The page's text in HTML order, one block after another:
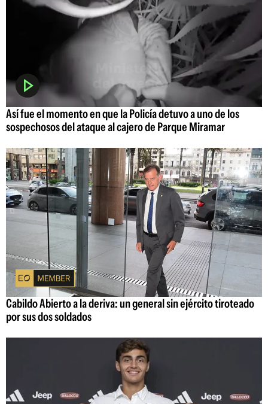
Así fue el momento en que la Policía detuvo a uno de los
sospechosos del ataque al cajero de Parque Miramar
Cabildo Abierto a la deriva: un general sin ejército tiroteado
por sus dos soldados